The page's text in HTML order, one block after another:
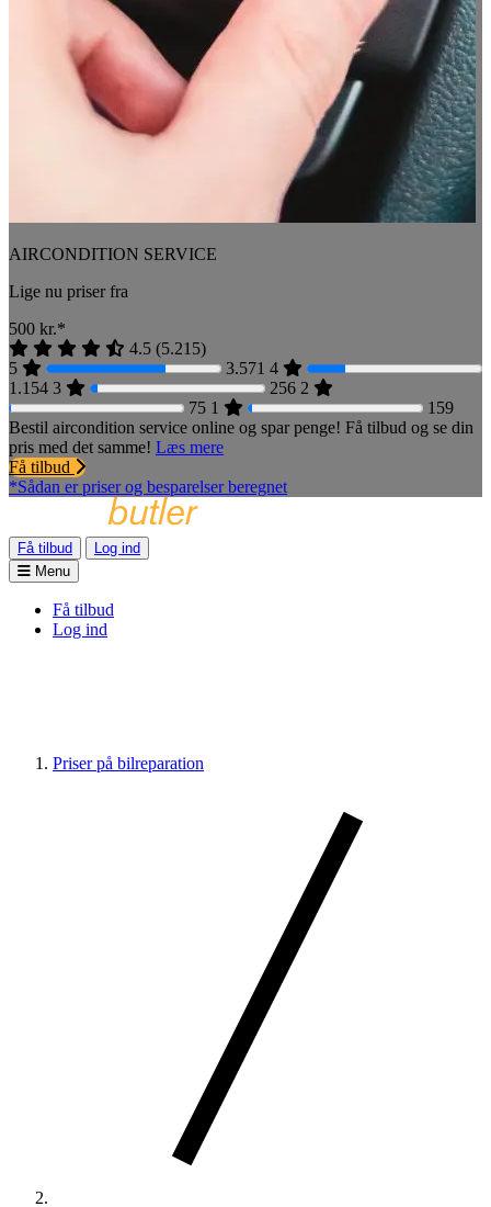
AIRCONDITION SERVICE
Lige nu priser fra
500 kr.*
4.5 (5.215)
5
3.571 4
1.154 3 256 2
75 1
159
Bestil aircondition service online og spar penge! Få tilbud og se din
pris med det samme! Læs mere
Få tilbud
*Sådan er priser og besparelser beregnet
Få tilbud
Log ind
Menu
Få tilbud
Log ind
Priser på bilreparation